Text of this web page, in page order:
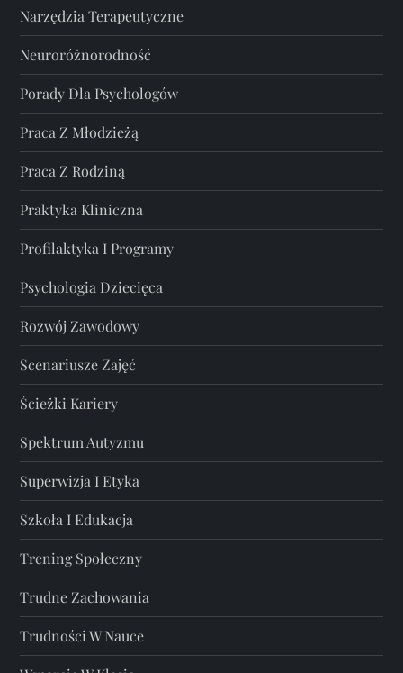
Narzędzia Terapeutyczne
Neuroróżnorodność
Porady Dla Psychologów
Praca Z Młodzieżą
Praca Z Rodziną
Praktyka Kliniczna
Profilaktyka I Programy
Psychologia Dziecięca
Rozwój Zawodowy
Scenariusze Zajęć
Ścieżki Kariery
Spektrum Autyzmu
Superwizja I Etyka
Szkoła I Edukacja
Trening Społeczny
Trudne Zachowania
Trudności W Nauce